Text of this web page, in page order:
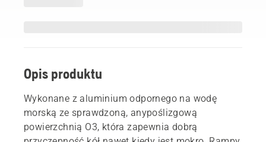
Opis produktu
Wykonane z aluminium odpornego na wodę
morską ze sprawdzoną, anypoślizgową
powierzchnią O3, która zapewnia dobrą